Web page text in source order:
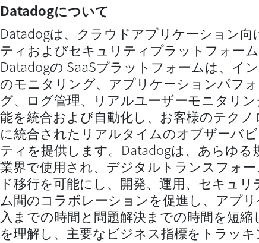
Datadogについて
Datadogは、クラウドアプリケーション向
ティおよびセキュリティプラットフォーム
Datadogの SaaSプラットフォームは、イ
のモニタリング、アプリケーションパフ
グ、ログ管理、リアルユーザーモニタリ
能を統合および自動化し、お客様のテク
に統合されたリアルタイムのオブザーバ
ティを提供します。Datadogは、あらゆる
業界で使用され、デジタルトランスフォ
ド移行を可能にし、開発、運用、セキュ
ム間のコラボレーションを促進し、アプ
入までの時間と問題解決までの時間を短
を理解し、主要なビジネス指標をトラッキ